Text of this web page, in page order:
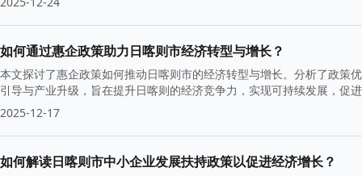
如何通过惠企政策助力日喀则市经济转型与增长？
本文探讨了惠企政策如何推动日喀则市的经济转型与增长。分析了政策
引导与产业升级，旨在提升日喀则的经济竞争力，实现可持续发展，促
2025-12-17
如何解读日喀则市中小企业发展扶持政策以促进经济增长？